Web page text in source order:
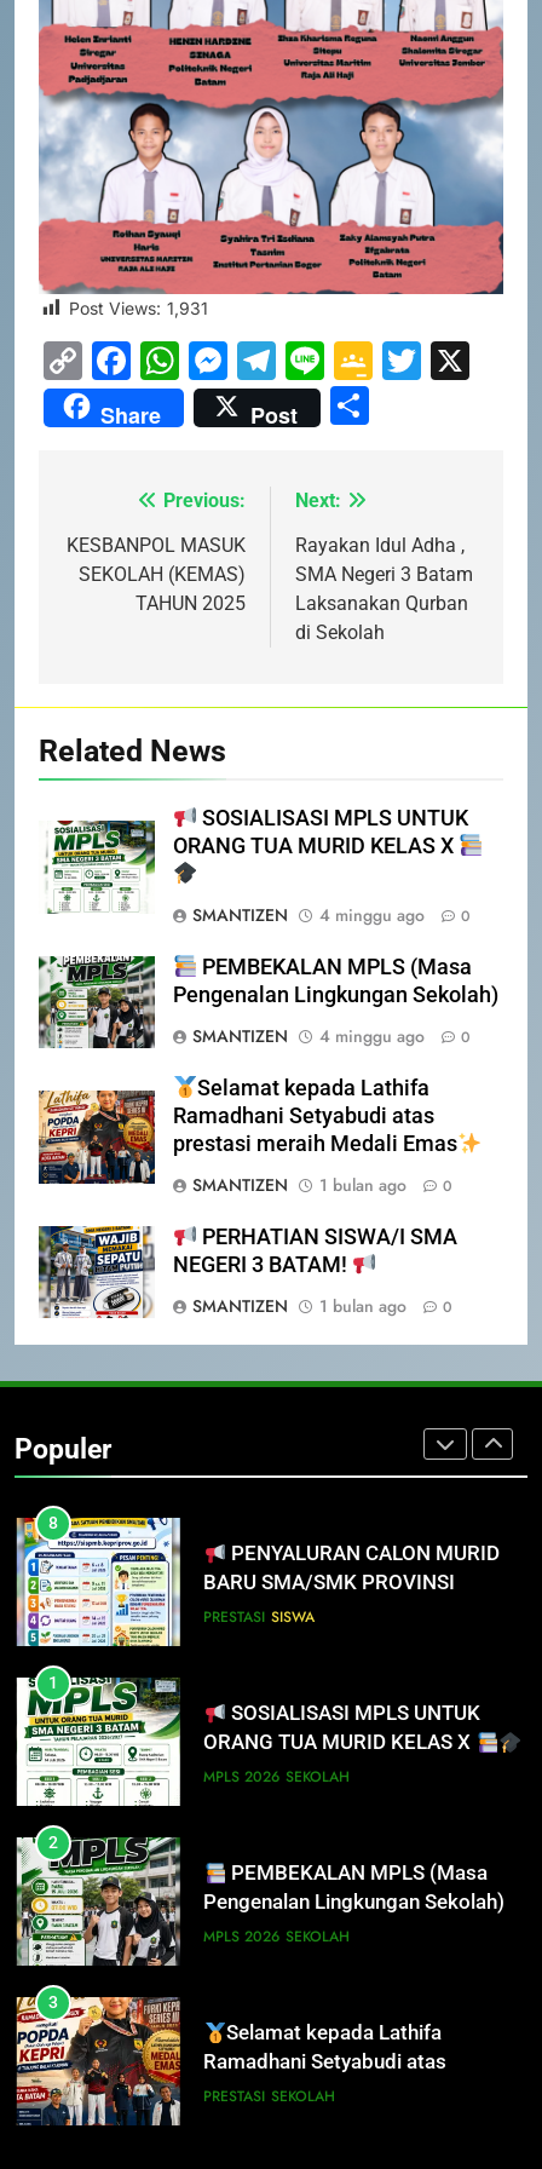
Post Views: 1,931
Copy
Link
Facebook
WhatsApp
Messenger
Telegram
LineGoogle
Share Post
Navigasi
pos
Previous:
KESBANPOL MASUK
SEKOLAH (KEMAS)
TAHUN 2025
Next:
Rayakan Idul Adha ,
SMA Negeri 3 Batam
Laksanakan Qurban
di Sekolah
Related News
SOSIALISASI MPLS UNTUK
ORANG TUA MURID KELAS X
SMANTIZEN 4 minggu ago 0
PEMBEKALAN MPLS (Masa
Pengenalan Lingkungan Sekolah)
SMANTIZEN
4 minggu ago 0
Selamat kepada Lathifa
Ramadhani Setyabudi atas
prestasi meraih Medali Emas
SMANTIZEN
1 bulan ago 0
PERHATIAN SISWA/I SMA
NEGERI 3 BATAM!
SMANTIZEN
1 bulan ago 0
Populer
5
PENGUMUMAN TIDAK PERLU
MELALUI ONLINE
SISWA SPMB
6
INFO PENTING – JANGAN
LUPA LAPOR DIRI!
SISWA SPMB
INFO PENTING UNTUK
PENDAFTAR SPMB 2026 KEPRI
PRESTASI SISWA
PENYALURAN CALON MURID
BARU SMA/SMK PROVINSI
KEPULAUAN RIAU 2026
1
SOSIALISASI MPLS UNTUK
ORANG TUA MURID KELAS X
MPLS 2026 SEKOLAH
2
PEMBEKALAN MPLS (Masa
Pengenalan Lingkungan Sekolah)
MPLS 2026 SEKOLAH
3
Selamat kepada Lathifa
Ramadhani Setyabudi atas
prestasi meraih Medali Emas
PRESTASI SEKOLAH
4
PERHATIAN SISWA/I SMA
NEGERI 3 BATAM!
DISIPLIN SEKOLAH